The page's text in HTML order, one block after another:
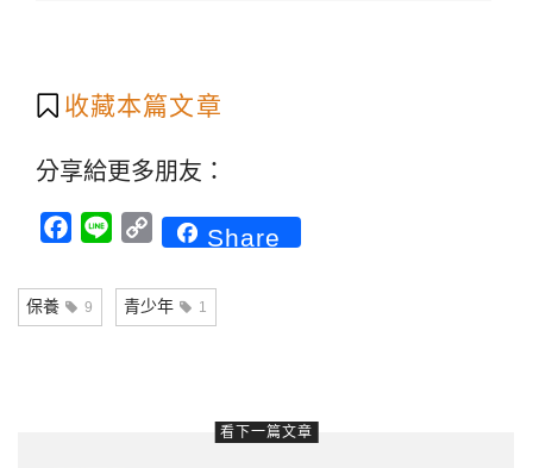
收藏本篇文章
分享給更多朋友：
Facebook
Line CopyShare
保養 9 青少年 1
看下一篇文章